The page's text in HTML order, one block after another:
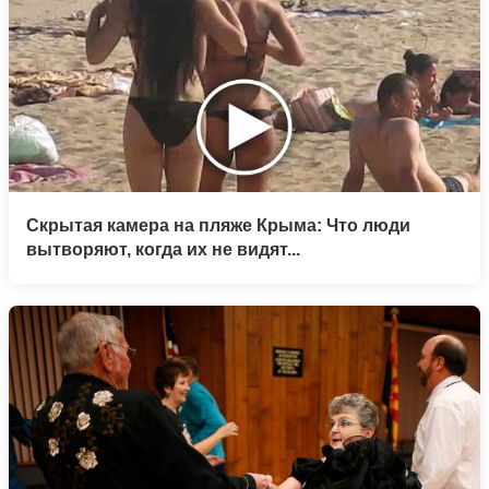
Скрытая камера на пляже Крыма: Что люди
вытворяют, когда их не видят...